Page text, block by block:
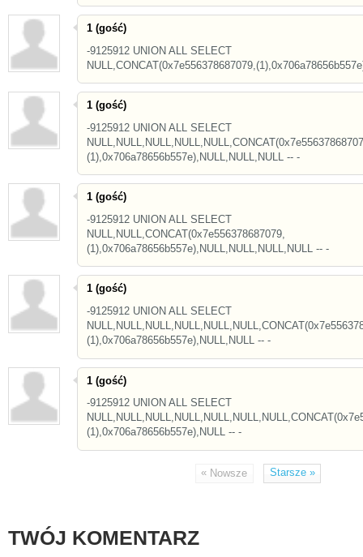
1 (gość)
-9125912 UNION ALL SELECT
1 (gość)
-9125912 UNION ALL SELECT
(1),0x706a78656b557e),NULL,NULL,NULL -- -
1 (gość)
-9125912 UNION ALL SELECT
NULL,NULL,CONCAT(0x7e556378687079,
(1),0x706a78656b557e),NULL,NULL,NULL,NULL -- -
1 (gość)
-9125912 UNION ALL SELECT
(1),0x706a78656b557e),NULL,NULL -- -
1 (gość)
-9125912 UNION ALL SELECT
(1),0x706a78656b557e),NULL -- -
« Nowsze Starsze»
TWÓJ KOMENTARZ